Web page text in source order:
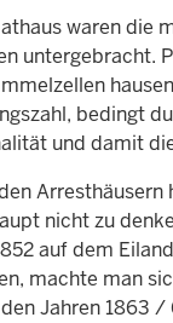
waren die
untergebracht.
bedingt
und damit
Arresthäusern
nicht zu
auf dem
machte man
Jahren 1863